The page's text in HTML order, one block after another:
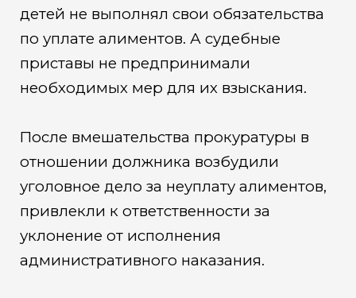
детей не выполнял свои обязательства
по уплате алиментов. А судебные
приставы не предпринимали
необходимых мер для их взыскания.
После вмешательства прокуратуры в
отношении должника возбудили
уголовное дело за неуплату алиментов,
привлекли к ответственности за
уклонение от исполнения
административного наказания.